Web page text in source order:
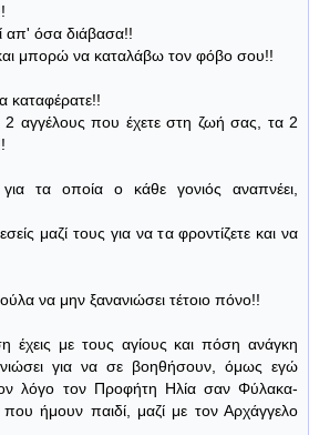
απ' όσα διάβασα!!
μπορώ να καταλάβω τον φόβο σου!!
καταφέρατε!!
2 αγγέλους που έχετε στη ζωή σας, τα 2
τα οποία ο κάθε γονιός αναπνέει,
μαζί τους για να τα φροντίζετε και να
να μην ξανανιώσει τέτοιο πόνο!!
έχεις με τους αγίους και πόση ανάγκη
νιώσει για να σε βοηθήσουν, όμως εγώ
λόγο τον Προφήτη Ηλία σαν Φύλακα-
ήμουν παιδί, μαζί με τον Αρχάγγελο